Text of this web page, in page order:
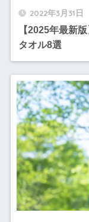
2022年3月31日
【2025年最新
タオル8選